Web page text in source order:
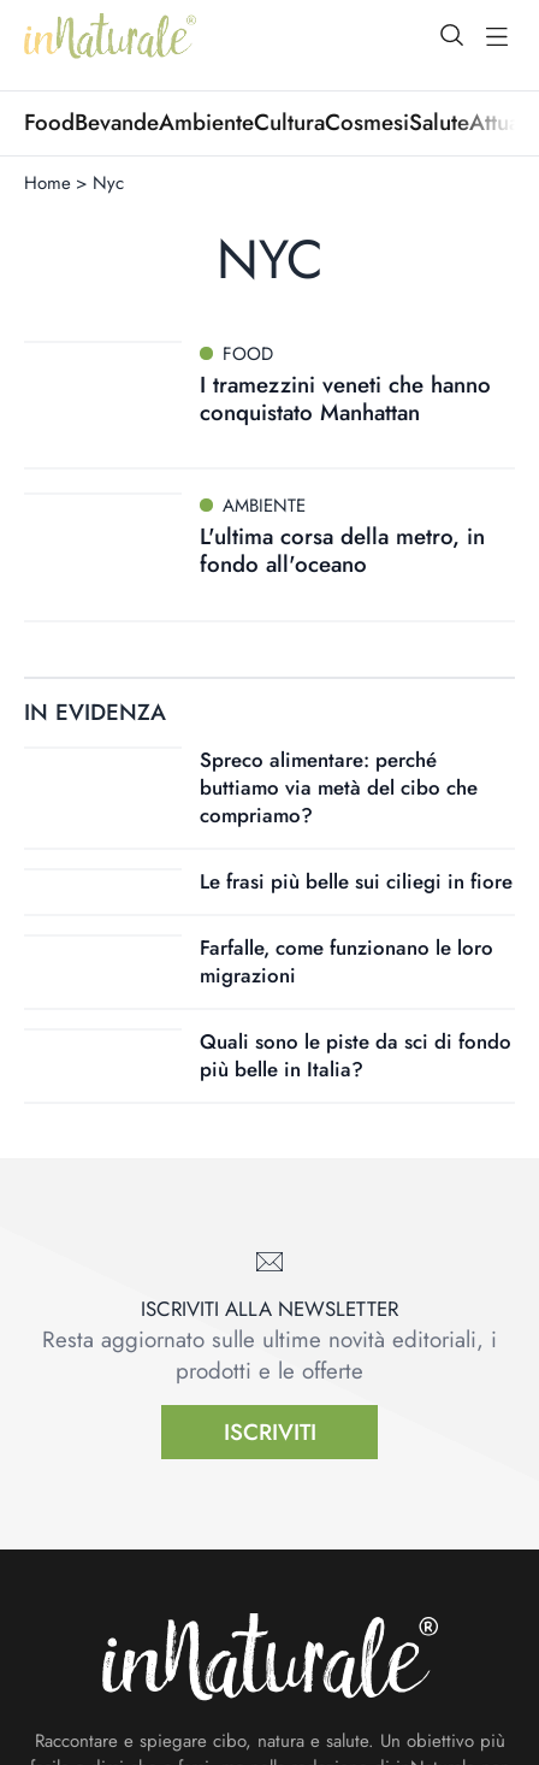
open
FoodBevandeAmbienteCulturaCosmesiSalute
Home > Nyc
NYC
FOOD
I tramezzini veneti che hanno
conquistato Manhattan
AMBIENTE
L'ultima corsa della metro, in
fondo all'oceano
IN EVIDENZA
Spreco alimentare: perché
buttiamo via metà del cibo che
compriamo?
Le frasi più belle sui ciliegi in fiore
Farfalle, come funzionano le loro
migrazioni
Quali sono le piste da sci di fondo
più belle in Italia?
ISCRIVITI ALLA NEWSLETTER
Resta aggiornato sulle ultime novità editoriali, i
prodotti e le offerte
ISCRIVITI
Raccontare e spiegare cibo, natura e salute. Un obiettivo più